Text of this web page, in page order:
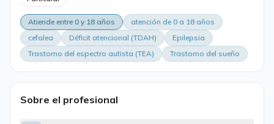
Atiende entre 0 y 18 años
atención de 0 a 18 años
cefalea
Déficit atencional (TDAH)
Epilepsia
Trastorno del espectro autista (TEA)
Trastorno del sueño
Sobre el profesional